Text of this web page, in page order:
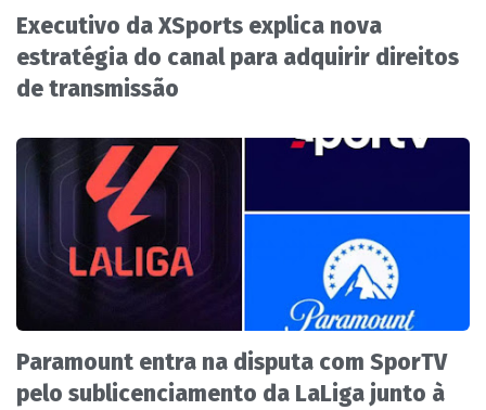
Executivo da XSports explica nova
estratégia do canal para adquirir direitos
de transmissão
Paramount entra na disputa com SporTV
pelo sublicenciamento da LaLiga junto à